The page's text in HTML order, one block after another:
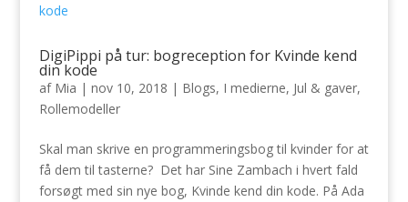
DigiPippi på tur: bogreception for Kvinde kend
din kode
af Mia | nov 10, 2018 | Blogs, I medierne, Jul & gaver,
Rollemodeller
Skal man skrive en programmeringsbog til kvinder for at
få dem til tasterne? Det har Sine Zambach i hvert fald
forsøgt med sin nye bog, Kvinde kend din kode. På Ada